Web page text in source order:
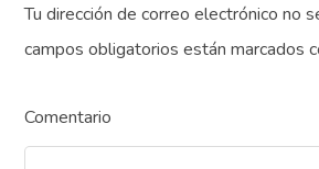
Tu dirección de correo electrónico no
campos obligatorios están marcados
Comentario